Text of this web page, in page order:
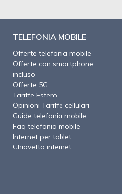
TELEFONIA MOBILE
Offerte telefonia mobile
Offerte con smartphone
incluso
Offerte 5G
Tariffe Estero
Opinioni Tariffe cellulari
Guide telefonia mobile
Faq telefonia mobile
Internet per tablet
Chiavetta internet